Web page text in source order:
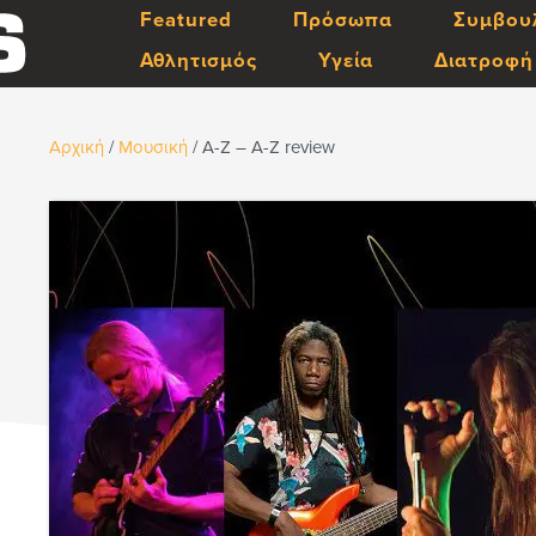
Featured Πρόσωπα
Αθλητισμός
Υγεία Διατροφή
Αρχική / Μουσική /A-Z – A-Z review